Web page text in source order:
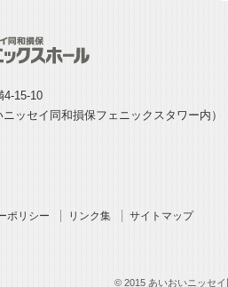
4-15-10
ッセイ同和損保フェニックスタワー内）
ポリシー リンク集 サイトマップ
© 2015 あいおいニッセ